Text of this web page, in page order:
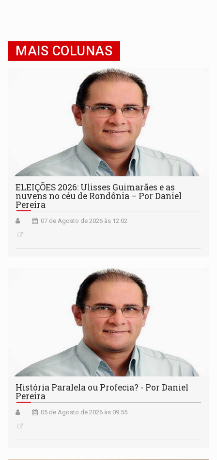
MAIS COLUNAS
ELEIÇÕES 2026: Ulisses Guimarães e as
nuvens no céu de Rondônia – Por Daniel
Pereira
07 de Agosto de 2026 às 12:02
História Paralela ou Profecia? - Por Daniel
Pereira
05 de Agosto de 2026 às 09:55